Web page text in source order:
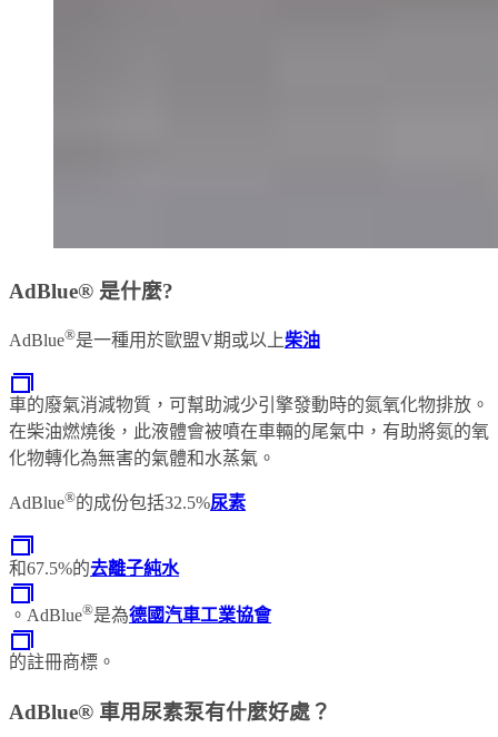
AdBlue® 是什麼?
AdBlue®是一種用於歐盟V期或以上柴油
車的廢氣消減物質，可幫助減少引擎發動時的氮氧化物排放。
在柴油燃燒後，此液體會被噴在車輛的尾氣中，有助將氮的氧
化物轉化為無害的氣體和水蒸氣。
AdBlue®的成份包括32.5%尿素
和67.5%的去離子純水
。AdBlue®是為德國汽車工業協會
的註冊商標。
AdBlue® 車用尿素泵有什麼好處？